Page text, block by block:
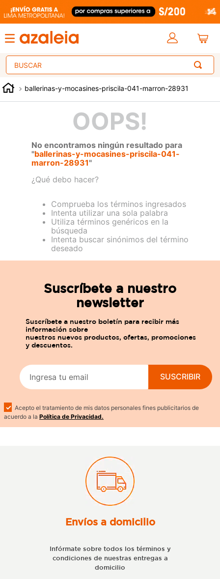
Buscar
ballerinas-y-mocasines-priscila-041-marron-28931
OOPS!
No encontramos ningún resultado para
"ballerinas-y-mocasines-priscila-041-
marron-28931"
¿Qué debo hacer?
Comprueba los términos ingresados
Intenta utilizar una sola palabra
Utiliza términos genéricos en la
búsqueda
Intenta buscar sinónimos del término
deseado
Suscríbete a nuestro
newsletter
SUSCRIBIR
Acepto el tratamiento de mis datos personales fines publicitarios de
acuerdo a la Política de Privacidad.
Envíos a domicilio
Infórmate sobre todos los términos y
condiciones de nuestras entregas a
domicilio